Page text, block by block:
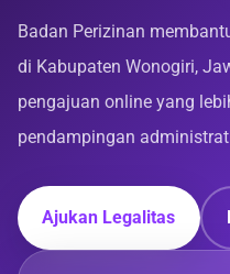
Badan Perizinan
di Kabupaten Wonogiri,
pengajuan online yang
pendampingan
Ajukan Legalitas